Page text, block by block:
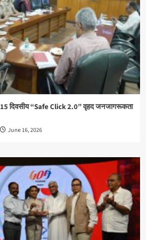
15 दिवसीय “Safe Click 2.0” वृहद जनजागरूकता
June 16, 2026